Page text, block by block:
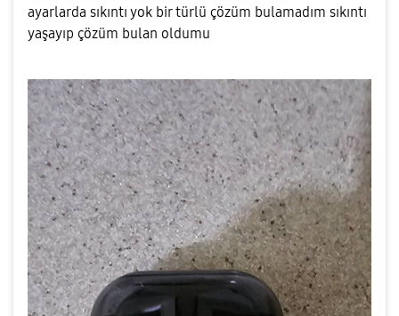
ayarlarda sıkıntı yok bir türlü çözüm bulamadım sıkıntı
yaşayıp çözüm bulan oldumu